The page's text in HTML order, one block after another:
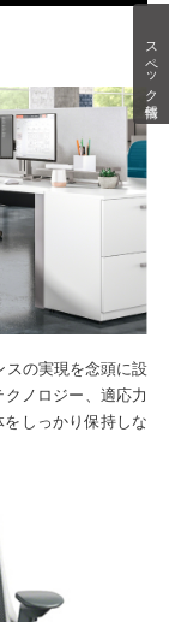
スペック情報
スの実現を念頭に設
ノロジー、適応力
しっかり保持しな